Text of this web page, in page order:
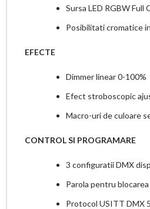
Sursa LED RGBW Full
Posibilitati cromatice
EFECTE
Dimmer linear 0-100%
Efect stroboscopic
Macro-uri de culoare
CONTROL SI PROGRAMARE
3 configuratii DMX
Parola pentru
Protocol USITT DMX